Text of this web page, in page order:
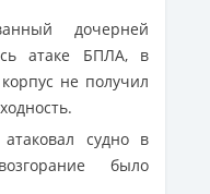
дочерней
атаке БПЛА, в
не получил
судно в
было